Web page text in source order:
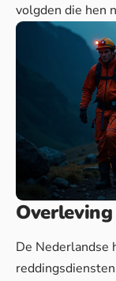
volgden die hen
De Nederlandse
reddingsdiensten